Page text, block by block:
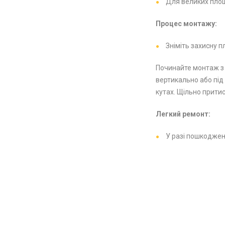
Процес монтажу:
Зніміть захисну
Починайте монтаж з
вертикально або
кутах. Щільно
Легкий ремонт:
У разі